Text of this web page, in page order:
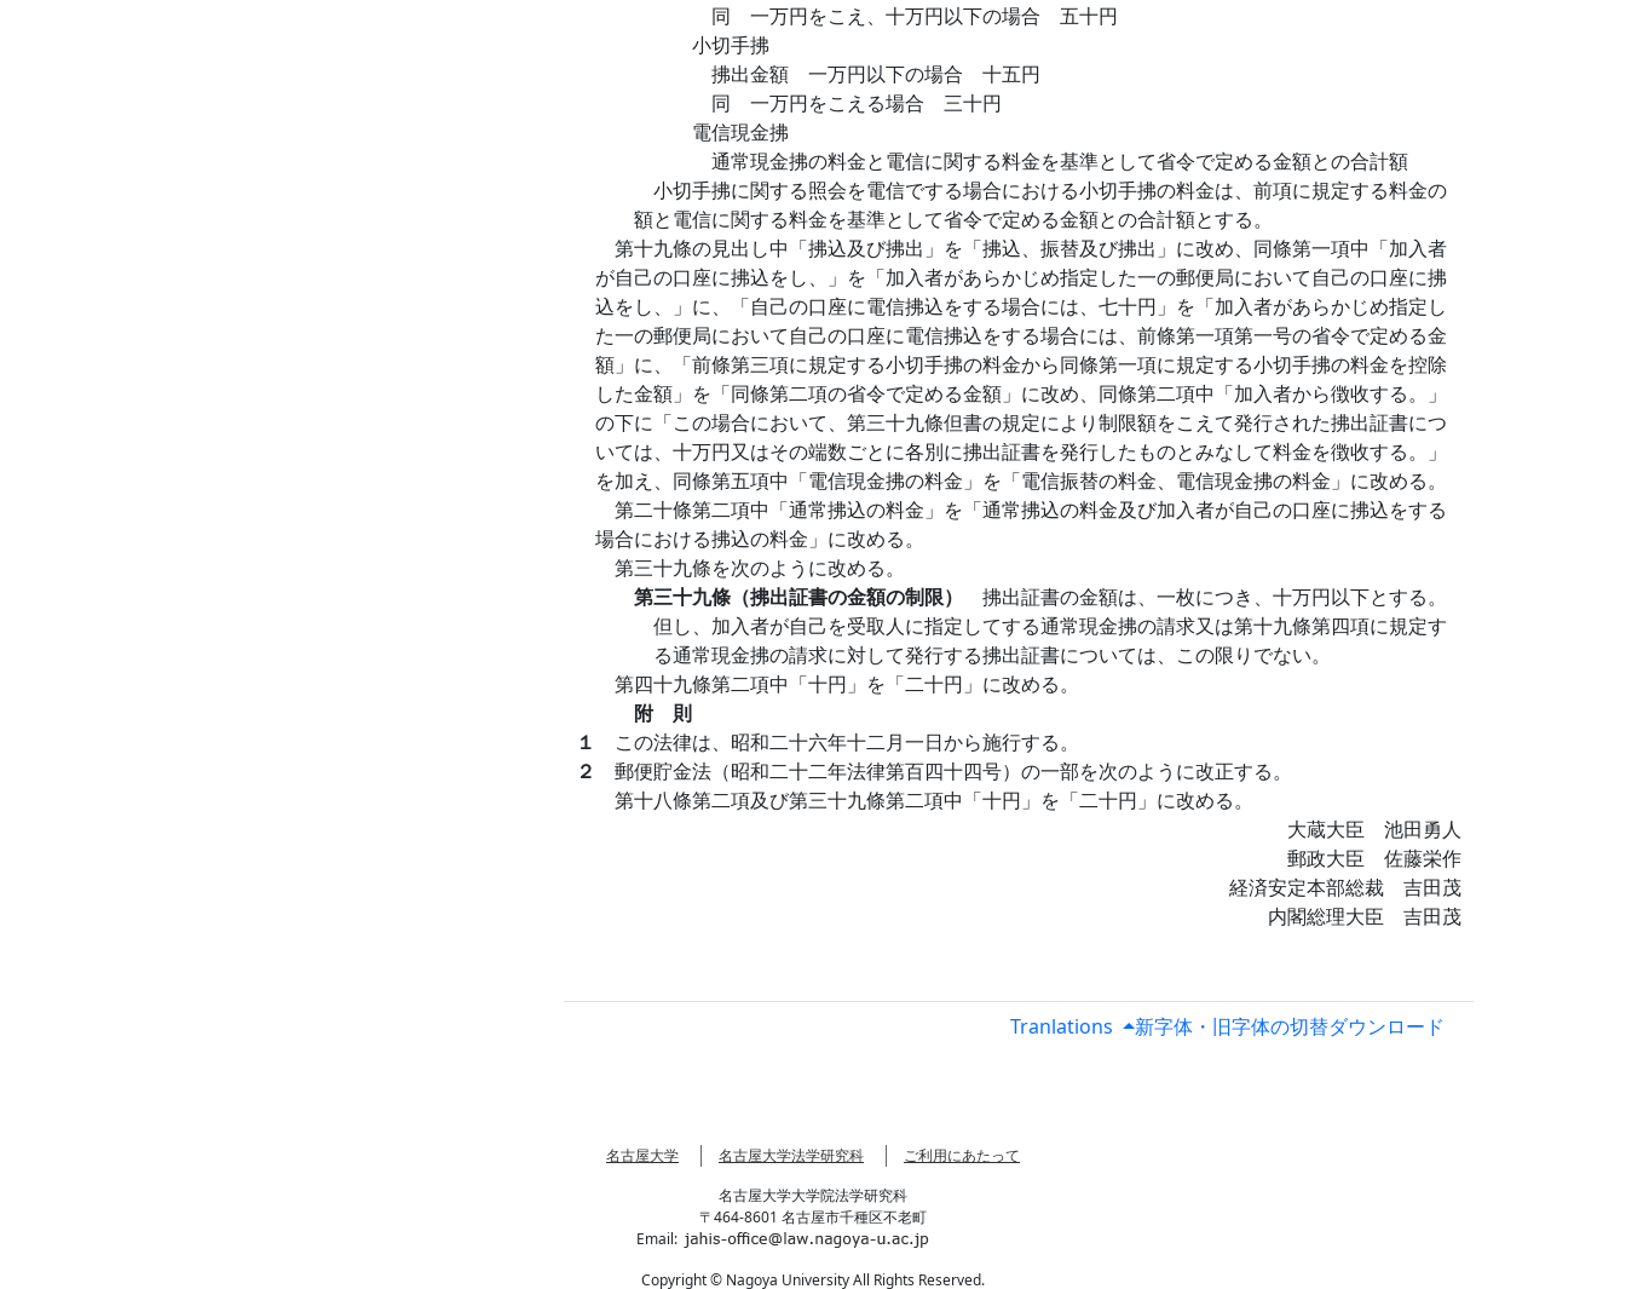
同 一万円をこえ、十万円以下の場合 五十円
小切手拂
拂出金額 一万円以下の場合 十五円
同 一万円をこえる場合 三十円
電信現金拂
通常現金拂の料金と電信に関する料金を基準として省令で定める金額との合計額
小切手拂に関する照会を電信でする場合における小切手拂の料金は、前項に規定する料金の
額と電信に関する料金を基準として省令で定める金額との合計額とする。
第十九條の見出し中「拂込及び拂出」を「拂込、振替及び拂出」に改め、同條第一項中「加入者
が自己の口座に拂込をし、」を「加入者があらかじめ指定した一の郵便局において自己の口座に拂
込をし、」に、「自己の口座に電信拂込をする場合には、七十円」を「加入者があらかじめ指定し
た一の郵便局において自己の口座に電信拂込をする場合には、前條第一項第一号の省令で定める金
額」に、「前條第三項に規定する小切手拂の料金から同條第一項に規定する小切手拂の料金を控除
した金額」を「同條第二項の省令で定める金額」に改め、同條第二項中「加入者から徴收する。」
の下に「この場合において、第三十九條但書の規定により制限額をこえて発行された拂出証書につ
いては、十万円又はその端数ごとに各別に拂出証書を発行したものとみなして料金を徴收する。」
を加え、同條第五項中「電信現金拂の料金」を「電信振替の料金、電信現金拂の料金」に改める。
第二十條第二項中「通常拂込の料金」を「通常拂込の料金及び加入者が自己の口座に拂込をする
場合における拂込の料金」に改める。
第三十九條を次のように改める。
第三十九條（拂出証書の金額の制限） 拂出証書の金額は、一枚につき、十万円以下とする。
但し、加入者が自己を受取人に指定してする通常現金拂の請求又は第十九條第四項に規定す
る通常現金拂の請求に対して発行する拂出証書については、この限りでない。
第四十九條第二項中「十円」を「二十円」に改める。
附 則
１ この法律は、昭和二十六年十二月一日から施行する。
２ 郵便貯金法（昭和二十二年法律第百四十四号）の一部を次のように改正する。
第十八條第二項及び第三十九條第二項中「十円」を「二十円」に改める。
大蔵大臣 池田勇人
郵政大臣 佐藤栄作
経済安定本部総裁 吉田茂
内閣総理大臣 吉田茂
Tranlations 新字体・旧字体の切替ダウンロード
名古屋大学 名古屋大学法学研究科
ご利用にあたって
名古屋大学大学院法学研究科
〒464-8601 名古屋市千種区不老町
Email:
Copyright © Nagoya University All Rights Reserved.